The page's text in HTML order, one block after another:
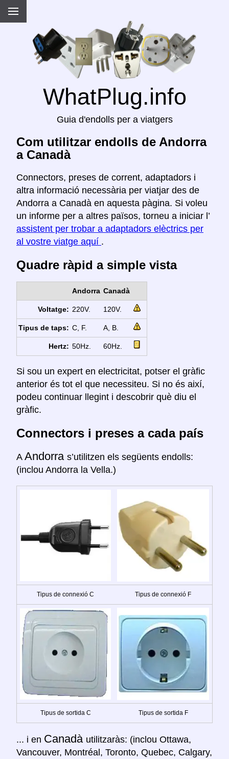
WhatPlug.info
Guia d'endolls per a viatgers
Com utilitzar endolls de Andorra
a Canadà
Connectors, preses de corrent, adaptadors i
altra informació necessària per viatjar des de
Andorra a Canadà en aquesta pàgina. Si voleu
un informe per a altres països, torneu a iniciar l’
assistent per trobar a adaptadors elèctrics per
al vostre viatge aquí .
Quadre ràpid a simple vista
Andorra Canadà
Voltatge: 220V. 120V.
Tipus de taps: C, F. A, B.
Hertz: 50Hz. 60Hz.
Si sou un expert en electricitat, potser el gràfic
anterior és tot el que necessiteu. Si no és així,
podeu continuar llegint i descobrir què diu el
gràfic.
Connectors i preses a cada país
A Andorra s’utilitzen els següents endolls:
(inclou Andorra la Vella.)
Tipus de connexió C Tipus de connexió F
Tipus de sortida C Tipus de sortida F
... i en Canadà utilitzaràs: (inclou Ottawa,
Vancouver, Montréal, Toronto, Quebec, Calgary,